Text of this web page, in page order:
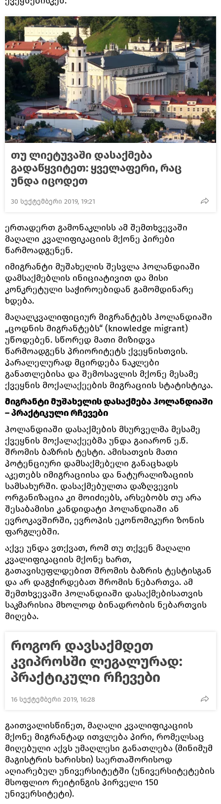
თუ ლიეტუვაში დასაქმება
გადაწყვიტეთ: ყველაფერი, რაც
უნდა იცოდეთ
30 სექტემბერი 2019, 19:21
ერთადერთ გამონაკლისს ამ შემთხვევაში
მაღალი კვალიფიკაციის მქონე პირები
წარმოადგენენ.
იმიგრანტი მუშახელის შესვლა ჰოლანდიაში
დამსაქმებლის ინიციატივით და მისი
კონკრეტული საჭიროებიდან გამომდინარე
ხდება.
მაღალკვალიფიციურ მიგრანტებს ჰოლანდიაში
„ცოდნის მიგრანტებს“ (knowledge migrant)
უწოდებენ. სწორედ მათი მიზიდვა
წარმოადგენს პრიორიტეტს ქვეყნისთვის.
პარალელურად მცირდება ნაკლები
განათლებისა და შემოსავლის მქონე მესამე
ქვეყნის მოქალაქეების მიგრაციის სტატისტიკა.
მიგრანტი მუშახელის დასაქმება ჰოლანდიაში
– პრაქტიკული რჩევები
ჰოლანდიაში დასაქმების მსურველმა მესამე
ქვეყნის მოქალაქეებმა უნდა გაიარონ ე.წ.
შრომის ბაზრის ტესტი. ამისათვის მათი
პოტენციური დამსაქმებელი განაცხადს
აკეთებს იმიგრაციისა და ნატურალიზაციის
სამსახურში. დასაქმებულთა დაზღვევის
ორგანიზაცია კი მოიძიებს, არსებობს თუ არა
შესაბამისი კანდიდატი ჰოლანდიაში ან
ევროკავშირში, ევროპის ეკონომიკური ზონის
ფარგლებში.
აქვე უნდა ვთქვათ, რომ თუ თქვენ მაღალი
კვალიფიკაციის მქონე ხართ,
გათავისუფლდებით შრომის ბაზრის ტესტისგან
და არ დაგჭირდებათ შრომის ნებართვა. ამ
შემთხვევაში ჰოლანდიაში დასაქმებისათვის
საკმარისია მხოლოდ ბინადრობის ნებართვის
მიღება.
როგორ დავსაქმდეთ
კვიპროსში ლეგალურად:
პრაქტიკული რჩევები
16 სექტემბერი 2019, 16:28
გაითვალისწინეთ, მაღალი კვალიფიკაციის
მქონე მიგრანტად ითვლება პირი, რომელსაც
მიღებული აქვს უმაღლესი განათლება (მინიმუმ
მაგისტრის ხარისხი) საერთაშორისოდ
აღიარებულ უნივერსიტეტში (უნივერსიტეტების
მსოფლიო რეიტინგის პირველი 150
უნივერსიტეტი).